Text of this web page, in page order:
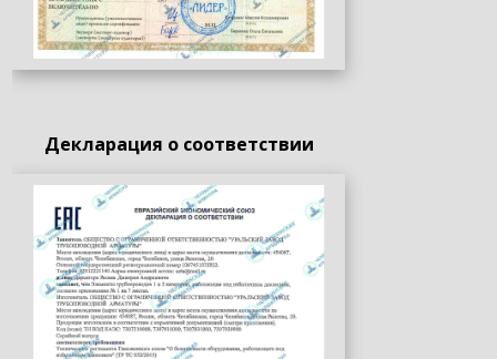
Декларация о соответствии